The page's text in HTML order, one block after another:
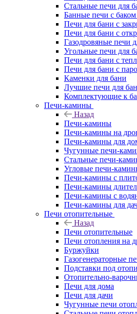
Стальные печи для
Банные печи с
Печи для бани с
Печи для бани с
Газодровяные печи
Угольные печи для
Печи для бани с
Печи для бани с
Каменки для бани
Лучшие печи для
Комплектующие к
Печи-камины
Назад
Печи-камины
Печи-камины на
Печи-камины для
Чугунные печи-
Стальные печи-
Угловые печи-
Печи-камины с
Печи-камины
Печи-камины с
Печи-камины для
Печи отопительные
Назад
Печи отопительные
Печи отопления на
Буржуйки
Газогенераторные
Подставки под
Отопительно-
Печи для дома
Печи для дачи
Чугунные печи